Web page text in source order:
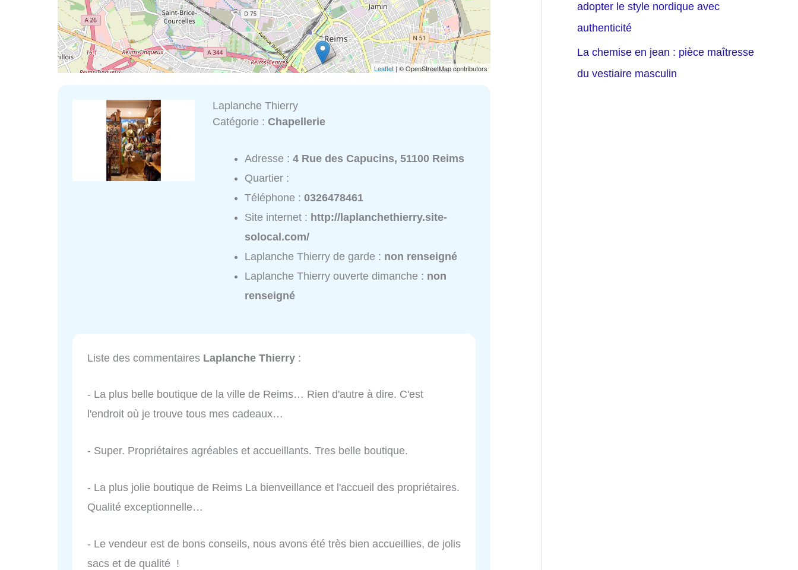
Leaflet | © OpenStreetMap contributors
Laplanche Thierry
Catégorie :Chapellerie
Adresse :4 Rue des Capucins, 51100 Reims
Quartier :
Téléphone :0326478461
Site internet : http://laplanchethierry.site-
solocal.com/
Laplanche Thierry de garde : non renseigné
Laplanche Thierry ouverte dimanche : non
renseigné
Liste des commentaires Laplanche Thierry :
- La plus belle boutique de la ville de Reims… Rien d'autre à dire. C'est
l'endroit où je trouve tous mes cadeaux…
- Super. Propriétaires agréables et accueillants. Tres belle boutique.
- La plus jolie boutique de Reims La bienveillance et l'accueil des propriétaires.
Qualité exceptionnelle…
- Le vendeur est de bons conseils, nous avons été très bien accueillies, de jolis
sacs et de qualité !
adopter le style nordique avec
authenticité
La chemise en jean : pièce maîtresse
du vestiaire masculin